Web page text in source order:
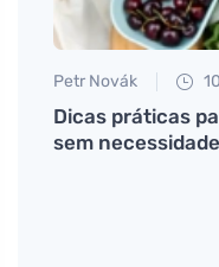
Petr Novák
Dicas práticas
sem